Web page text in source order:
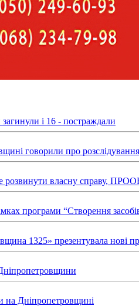
і 16 - постраждали
говорили про
розвинути власну справу,
програми “Створення
1325» презентувала нові
на Дніпропетровщині